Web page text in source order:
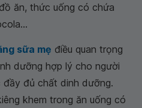
ăn, thức uống có chứa
sữa mẹ điều quan trọng
dưỡng hợp lý cho người
đủ chất dinh dưỡng.
khem trong ăn uống có